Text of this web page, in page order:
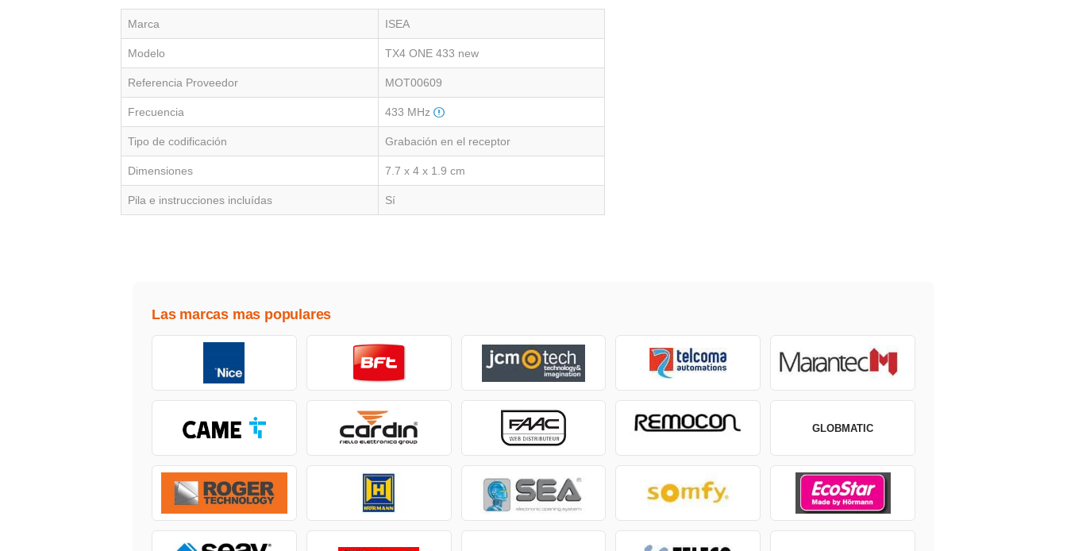
Marca ISEA
Modelo TX4 ONE 433 new
Referencia Proveedor MOT00609
Frecuencia 433 MHz
Tipo de codificación Grabación en el receptor
Dimensiones 7.7 x 4 x 1.9 cm
Pila e instrucciones incluídas Sí
Las marcas mas populares
GLOBMATIC